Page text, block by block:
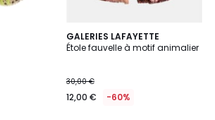
GALERIES LAFAYETTE
Étole fauvelle à motif animalier
30,00 €
12,00 € -60%